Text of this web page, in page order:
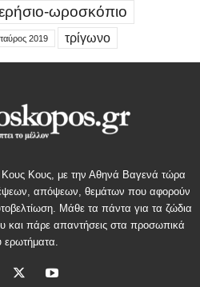
ωροσκόπιο
ταύρος 2019 τρίγωνο
Κους, με την Αθηνά Βαγενά τώρα
απόψεων, θεμάτων που αφορούν
Μάθε τα πάντα για τα ζώδια
και πάρε απαντήσεις στα προσωπικά
ερωτήματα.